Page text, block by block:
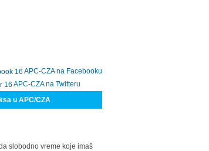
APC-CZA na Facebooku
APC-CZA na Twitteru
u APC/CZA
slobodno vreme koje imaš